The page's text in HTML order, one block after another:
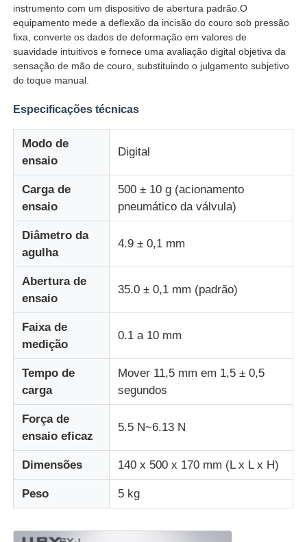
Controle de Qualidade
Fale Conosco
Equipamento de testes do laboratório
Câmara de Teste Ambiental
Máquina de teste universal
Máquina de teste de impacto
Máquina de testes da abrasão
equipamento de teste de borracha
Equipamento de teste de calçados
Equipamento de ensaio de embalagens
Equipamento de ensaio de adesivos
instrumento com um dispositivo de abertura padrão.O
equipamento mede a deflexão da incisão do couro sob pressão
fixa, converte os dados de deformação em valores de
suavidade intuitivos e fornece uma avaliação digital objetiva da
sensação de mão de couro, substituindo o julgamento subjetivo
do toque manual.
Especificações técnicas
Modo de
ensaio
Digital
Carga de
ensaio
500 ± 10 g (acionamento
pneumático da válvula)
Diâmetro da
agulha
4.9 ± 0,1 mm
Abertura de
ensaio
35.0 ± 0,1 mm (padrão)
Faixa de
medição
0.1 a 10 mm
Tempo de
carga
Mover 11,5 mm em 1,5 ± 0,5
segundos
Força de
ensaio eficaz
5.5 N~6.13 N
Dimensões 140 x 500 x 170 mm (L x L x H)
Peso 5 kg